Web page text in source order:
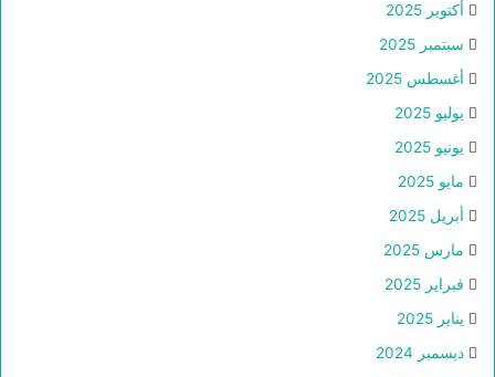
أكتوبر 2025
سبتمبر 2025
أغسطس 2025
يوليو 2025
يونيو 2025
مايو 2025
أبريل 2025
مارس 2025
فبراير 2025
يناير 2025
ديسمبر 2024